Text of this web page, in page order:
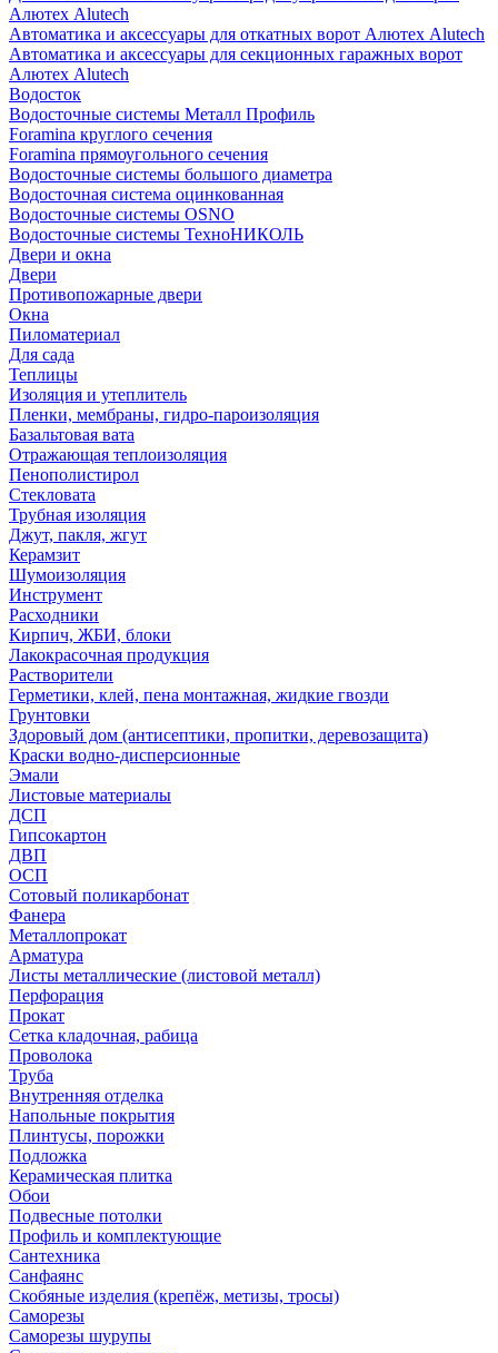
Алютех Alutech
Автоматика и аксессуары для откатных ворот Алютех Alutech
Автоматика и аксессуары для секционных гаражных ворот
Алютех Alutech
Водосток
Водосточные системы Металл Профиль
Foramina круглого сечения
Foramina прямоугольного сечения
Водосточные системы большого диаметра
Водосточная система оцинкованная
Водосточные системы OSNO
Водосточные системы ТехноНИКОЛЬ
Двери и окна
Двери
Противопожарные двери
Окна
Пиломатериал
Для сада
Теплицы
Изоляция и утеплитель
Пленки, мембраны, гидро-пароизоляция
Базальтовая вата
Отражающая теплоизоляция
Пенополистирол
Стекловата
Трубная изоляция
Джут, пакля, жгут
Керамзит
Шумоизоляция
Инструмент
Расходники
Кирпич, ЖБИ, блоки
Лакокрасочная продукция
Растворители
Герметики, клей, пена монтажная, жидкие гвозди
Грунтовки
Здоровый дом (антисептики, пропитки, деревозащита)
Краски водно-дисперсионные
Эмали
Листовые материалы
ДСП
Гипсокартон
ДВП
ОСП
Сотовый поликарбонат
Фанера
Металлопрокат
Арматура
Листы металлические (листовой металл)
Перфорация
Прокат
Сетка кладочная, рабица
Проволока
Труба
Внутренняя отделка
Напольные покрытия
Плинтусы, порожки
Подложка
Керамическая плитка
Обои
Подвесные потолки
Профиль и комплектующие
Сантехника
Санфаянс
Скобяные изделия (крепёж, метизы, тросы)
Саморезы
Саморезы шурупы